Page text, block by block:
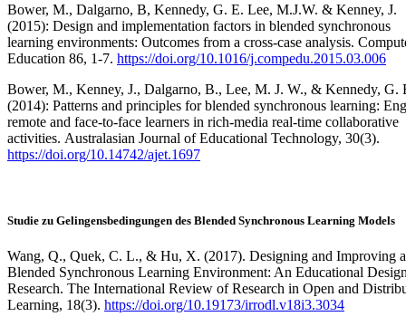
Bower, M., Dalgarno, B, Kennedy, G. E. Lee, M.J.W. & Kenney, J.
(2015): Design and implementation factors in blended synchronous
learning environments: Outcomes from a cross-case analysis.
Education 86, 1-7. https://doi.org/10.1016/j.compedu.2015.03.006
Bower, M., Kenney, J., Dalgarno, B., Lee, M. J. W., & Kennedy, G.
(2014): Patterns and principles for blended synchronous learning:
remote and face-to-face learners in rich-media real-time collaborative
activities. Australasian Journal of Educational Technology, 30(3).
https://doi.org/10.14742/ajet.1697
Studie zu Gelingensbedingungen des Blended Synchronous Learning Models
Wang, Q., Quek, C. L., & Hu, X. (2017). Designing and Improving a
Blended Synchronous Learning Environment: An Educational
Research. The International Review of Research in Open and
Learning, 18(3). https://doi.org/10.19173/irrodl.v18i3.3034